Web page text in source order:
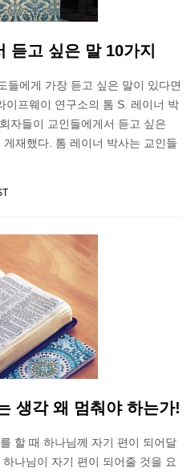
듣고 싶은 말 10가지
들에게 가장 듣고 싶은 말이 있다면
이프웨이 연구소의 톰 S. 레이너 박
자들이 교인들에게서 듣고 싶은
재했다. 톰 레이너 박사는 교인들
생각 왜 멈춰야 하는가!
할 때 하나님께 자기 편이 되어달
나님이 자기 편이 되어줄 것을 요